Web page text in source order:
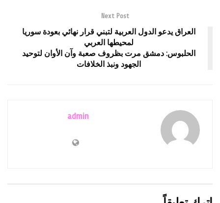
Next Post
العراق يدعو الدول العربية لتبني قرار نهائي بعودة سوريا
لمحيطها العربي
الحلبوس: دمشق مرت بظروف صعبة وآن الأوان لتوحيد
الجهود ونبذ الخلافات
admin